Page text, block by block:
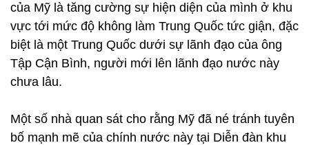
của Mỹ là tăng cường sự hiện diện của mình ở khu
vực tới mức độ không làm Trung Quốc tức giận, đặc
biệt là một Trung Quốc dưới sự lãnh đạo của ông
Tập Cận Bình, người mới lên lãnh đạo nước này
chưa lâu.
Một số nhà quan sát cho rằng Mỹ đã né tránh tuyên
bố mạnh mẽ của chính nước này tại Diễn đàn khu